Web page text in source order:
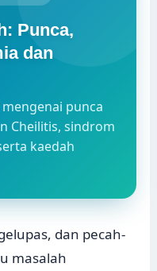
Punca,
dan
punca
Cheilitis, sindrom
kaedah
dan pecah-
masalah